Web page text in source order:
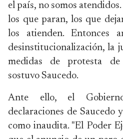
el país, no somos
los que paran, los que
los atienden. Entonces
desinstitucionalización, la
medidas de protesta de
sostuvo Saucedo.
Ante ello, el
declaraciones de Saucedo
como inaudita. "El Poder